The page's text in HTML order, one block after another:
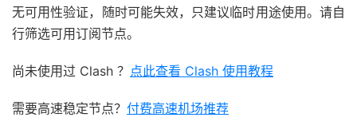
无可用性验证，随时可能失效，只建议临时用途使用。请自
行筛选可用订阅节点。
尚未使用过 Clash ？ 点此查看 Clash 使用教程
需要高速稳定节点？ 付费高速机场推荐